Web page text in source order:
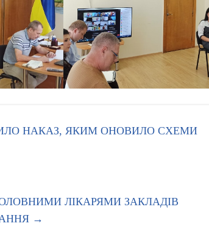
НАКАЗ, ЯКИМ ОНОВИЛО СХЕМИ
ЛІКАРЯМИ ЗАКЛАДІВ
→